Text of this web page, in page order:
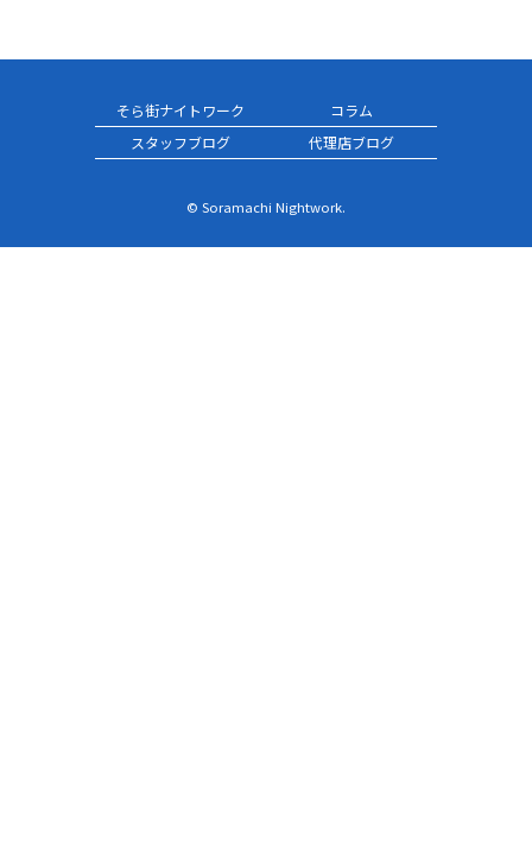
そら街ナイトワーク
コラム
スタッフブログ
代理店ブログ
© Soramachi Nightwork.